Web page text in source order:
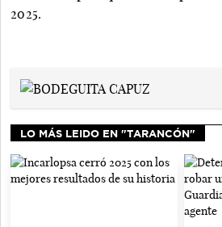
2025.
LO MÁS LEIDO EN "TARANCÓN"